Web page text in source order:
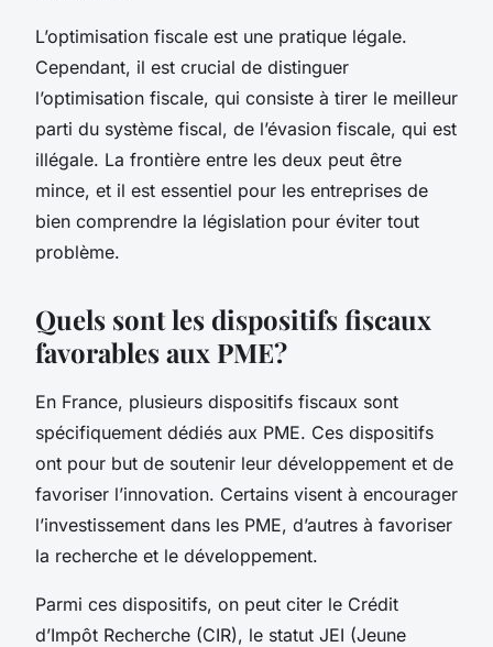
L’optimisation fiscale est une pratique légale.
Cependant, il est crucial de distinguer
l’optimisation fiscale, qui consiste à tirer le meilleur
parti du système fiscal, de l’évasion fiscale, qui est
illégale. La frontière entre les deux peut être
mince, et il est essentiel pour les entreprises de
bien comprendre la législation pour éviter tout
problème.
Quels sont les dispositifs fiscaux
favorables aux PME?
En France, plusieurs dispositifs fiscaux sont
spécifiquement dédiés aux PME. Ces dispositifs
ont pour but de soutenir leur développement et de
favoriser l’innovation. Certains visent à encourager
l’investissement dans les PME, d’autres à favoriser
la recherche et le développement.
Parmi ces dispositifs, on peut citer le Crédit
d’Impôt Recherche (CIR), le statut JEI (Jeune